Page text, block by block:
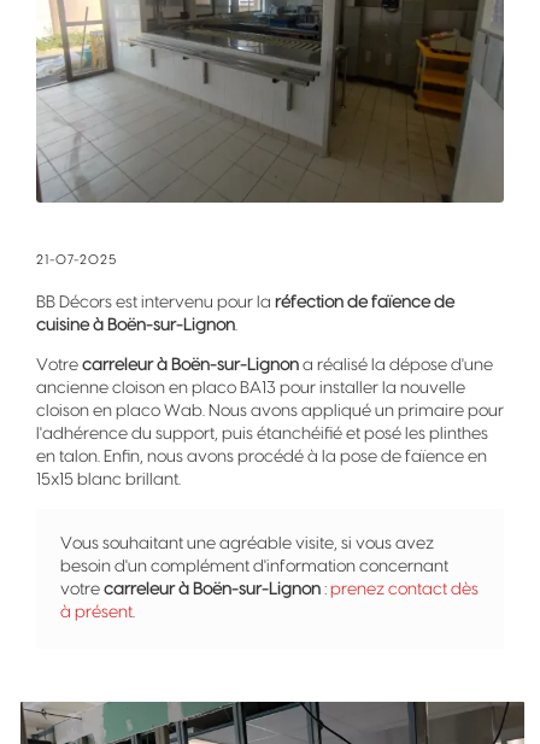
21-07-2025
BB Décors est intervenu pour la réfection de faïence de
cuisine à Boën-sur-Lignon.
Votre carreleur à Boën-sur-Lignon a réalisé la dépose d'une
ancienne cloison en placo BA13 pour installer la nouvelle
cloison en placo Wab. Nous avons appliqué un primaire pour
l'adhérence du support, puis étanchéifié et posé les plinthes
en talon. Enfin, nous avons procédé à la pose de faïence en
15x15 blanc brillant.
Vous souhaitant une agréable visite, si vous avez
besoin d'un complément d'information concernant
votre carreleurà Boën-sur-Lignon : prenez contact dès
à présent.